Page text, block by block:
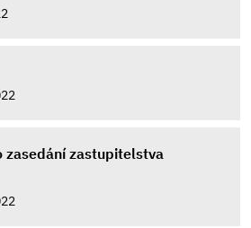
zasedání zastupitelstva